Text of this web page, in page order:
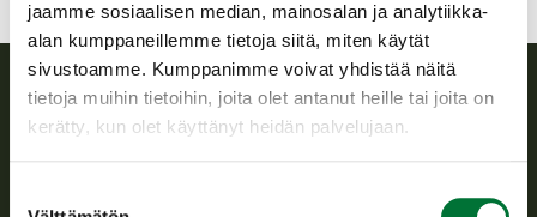
jaamme sosiaalisen median, mainosalan ja analytiikka-
alan kumppaneillemme tietoja siitä, miten käytät
sivustoamme. Kumppanimme voivat yhdistää näitä
tietoja muihin tietoihin, joita olet antanut heille tai joita on
kerätty, kun olet käyttänyt heidän palvelujaan.
Suomen riistakeskus
riistanhoitoyhdistysten toimintaa ja huolehtii riistapolitiikan